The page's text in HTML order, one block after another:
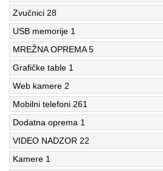
Zvučnici 28
USB memorije 1
MREŽNA OPREMA 5
Grafičke table 1
Web kamere 2
Mobilni telefoni 261
Dodatna oprema 1
VIDEO NADZOR 22
Kamere 1